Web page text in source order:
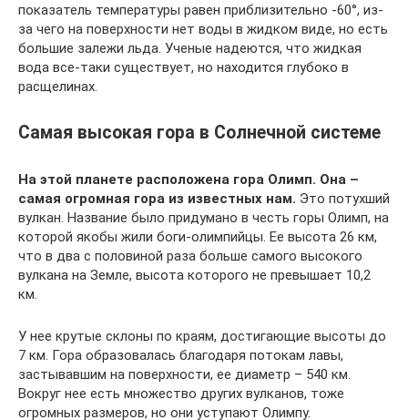
показатель температуры равен приблизительно -60°, из-
за чего на поверхности нет воды в жидком виде, но есть
большие залежи льда. Ученые надеются, что жидкая
вода все-таки существует, но находится глубоко в
расщелинах.
Самая высокая гора в Солнечной системе
На этой планете расположена гора Олимп. Она –
самая огромная гора из известных нам. Это потухший
вулкан. Название было придумано в честь горы Олимп, на
которой якобы жили боги-олимпийцы. Ее высота 26 км,
что в два с половиной раза больше самого высокого
вулкана на Земле, высота которого не превышает 10,2
км.
У нее крутые склоны по краям, достигающие высоты до
7 км. Гора образовалась благодаря потокам лавы,
застывавшим на поверхности, ее диаметр – 540 км.
Вокруг нее есть множество других вулканов, тоже
огромных размеров, но они уступают Олимпу.